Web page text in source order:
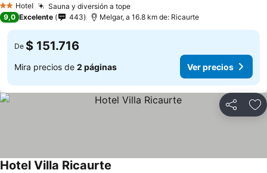
2 Estrellas
Hotel Sauna y diversión a tope
9,0 Excelente 443 Melgar, a 16.8 km de: Ricaurte
De $ 151.716
Mira precios de 2 páginas Ver precios
Compartir
Hotel Villa Ricaurte